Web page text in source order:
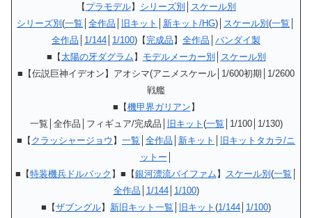
【 プラモデル】 シリーズ別
スケール別
シリーズ別 (一覧 全作品 旧キット 新キット/HG)│ スケール別 (一覧
全作品
1/144 1/100)【完成品 】 全作品 バンダイ製
■【太陽の牙ダグラム 】 モデルメーカー別
スケール別
■【伝説巨神イデオン】アオシマ(アニメスケール│1/600初期│1/2600
戦艦
■【機甲界ガリアン 】
一覧│全作品│フィギュア/完成品│
旧キット (一覧 │1/100│1/130)
■【 クラッシャージョウ 】 一覧 全作品 新キット
旧キットタカラ/ニ
ットー
■【特装機兵ドルバック 】■【銀河漂流バイファム 】 スケール別 (一覧
全作品
1/144│ 1/100)
■【ザブングル】 新旧キット一覧 旧キット (1/144 1/100)